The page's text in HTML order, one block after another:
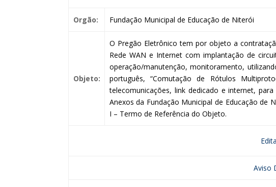
Orgão: Fundação Municipal de Educação de Niterói
Objeto:
O Pregão Eletrônico tem por objeto a
Rede WAN e Internet com implantação de
operação/manutenção, monitoramento,
português, “Comutação de Rótulos
telecomunicações, link dedicado e internet,
Anexos da Fundação Municipal de Educação de
I – Termo de Referência do Objeto.
Aviso